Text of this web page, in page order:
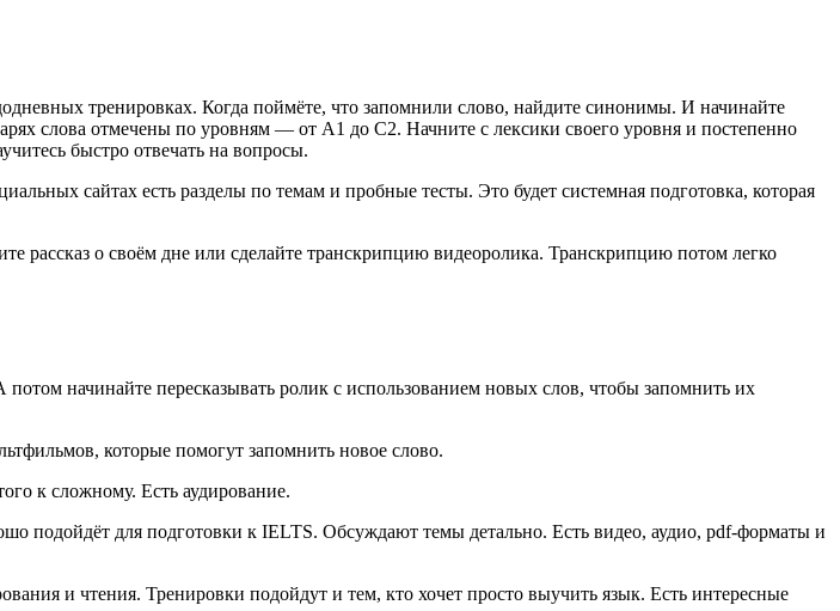
тренировках. Когда поймёте, что запомнили слово, найдите синонимы. И начинайте
слова отмечены по уровням — от A1 до C2. Начните с лексики своего уровня и постепенно
быстро отвечать на вопросы.
сайтах есть разделы по темам и пробные тесты. Это будет системная подготовка, которая
рассказ о своём дне или сделайте транскрипцию видеоролика. Транскрипцию потом легко
начинайте пересказывать ролик с использованием новых слов, чтобы запомнить их
которые помогут запомнить новое слово.
к сложному. Есть аудирование.
подойдёт для подготовки к IELTS. Обсуждают темы детально. Есть видео, аудио, pdf-форматы и
и чтения. Тренировки подойдут и тем, кто хочет просто выучить язык. Есть интересные